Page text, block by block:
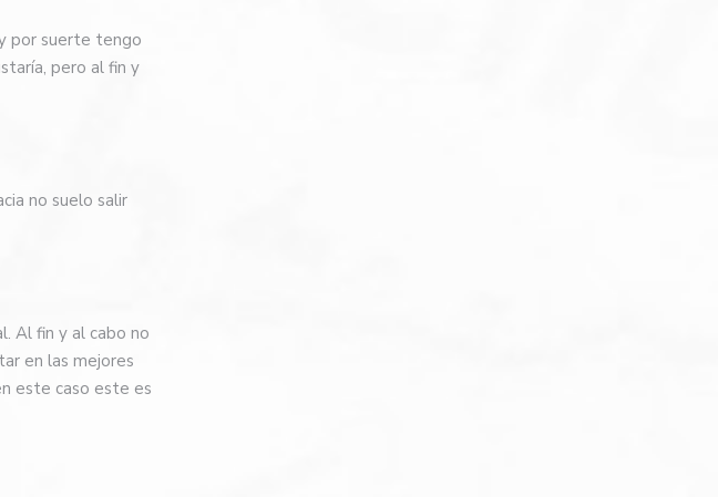
por suerte tengo
pero al fin y
no suelo salir
Al fin y al cabo no
en las mejores
este caso este es